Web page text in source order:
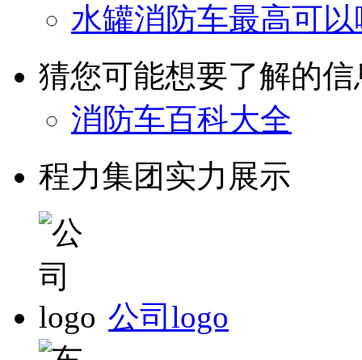
水罐消防车最高可
猜您可能想要了解的信
消防车百科大全
程力集团实力展示
公司logo